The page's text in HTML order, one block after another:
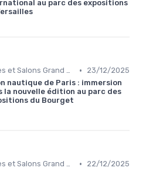
au parc des expositions
Foires et Salons Grand Public •
23/12/2025
nautique de Paris : immersion
la nouvelle édition au parc des
du Bourget
Foires et Salons Grand Public •
22/12/2025